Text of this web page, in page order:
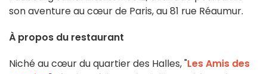
son aventure au cœur de Paris, au 81 rue Réaumur.
À propos du restaurant
Niché au cœur du quartier des Halles, "Les Amis des